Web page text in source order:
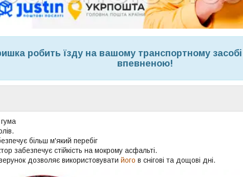
робить їзду на вашому транспортному
впевненою!
більш м'який перебіг
забезпечує стійкість на мокрому асфальті.
дозволяє використовувати його в снігові та дощові дні.